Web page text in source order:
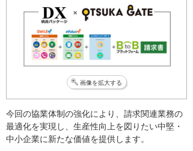
画像を拡大する
今回の協業体制の強化により、請求関連業務の
最適化を実現し、生産性向上を図りたい中堅・
中小企業に新たな価値を提供します。